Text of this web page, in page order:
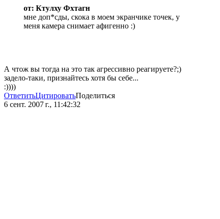
от: Ктулху Фхтагн
мне доп*сды, скока в моем экранчике точек, у
меня камера снимает афигенно :)
А чтож вы тогда на это так агрессивно реагируете?;)
задело-таки, признайтесь хотя бы себе...
:))))
ОтветитьЦитироватьПоделиться
6 сент. 2007 г., 11:42:32